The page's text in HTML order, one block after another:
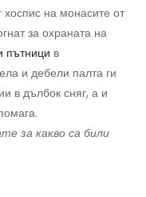
на монасите от
за охраната на
пътници в
и дебели палта ги
в дълбок сняг, а и
за какво са били